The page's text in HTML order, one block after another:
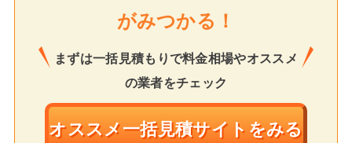
がみつかる！
まずは一括見積もりで料金相場やオススメ
の業者をチェック
オススメ一括見積サイトをみる